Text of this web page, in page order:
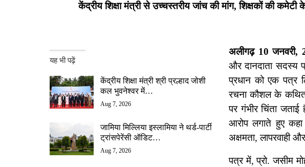
केंद्रीय शिक्षा मंत्री से उच्चस्तरीय जांच की मांग, शिक्षकों की
यह भी पढ़ें
केंद्रीय शिक्षा मंत्री श्री प्रल्हाद जोशी
कल भुवनेश्वर में…
Aug 7, 2026
जामिया मिल्लिया इस्लामिया ने थर्ड-पार्टी
ट्रांसपेरेंसी ऑडिट…
Aug 7, 2026
अलीगढ़ 10 जनवरी,
और दानदाता सदस्य
प्रधान को एक पत्र
रचना कौशल के कथित
पर गंभीर चिंता
आरोप लगाते हुए
अक्षमता, लापरवाही
पत्र में, प्रो. जसीम